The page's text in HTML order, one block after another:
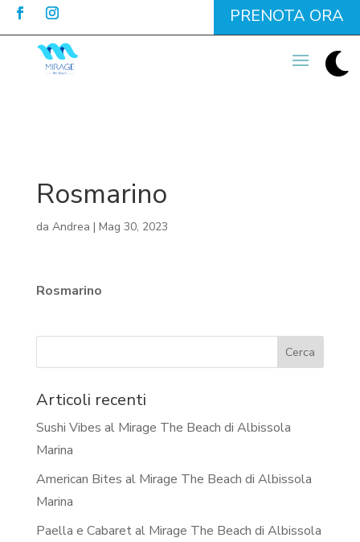
PRENOTA ORA

Rosmarino
da Andrea | Mag 30, 2023
Rosmarino
Articoli recenti
Sushi Vibes al Mirage The Beach di Albissola
Marina
American Bites al Mirage The Beach di Albissola
Marina
Paella e Cabaret al Mirage The Beach di Albissola